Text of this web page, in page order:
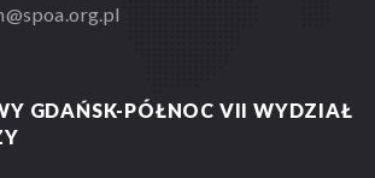
GDAŃSK-PÓŁNOC VII WYDZIAŁ